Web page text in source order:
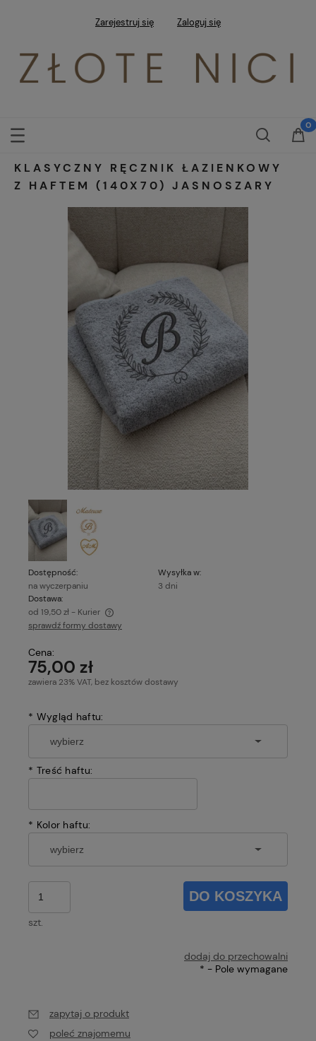
Zarejestruj się Zaloguj się
KLASYCZNY RĘCZNIK ŁAZIENKOWY
Z HAFTEM (140X70) JASNOSZARY
Dostępność:
na wyczerpaniu
Wysyłka w:
3 dni
Dostawa:
od 19,50 zł - Kurier
Cena nie zawiera ewentualnych kosztów płatności
sprawdź formy dostawy
Cena:
75,00 zł
zawiera 23% VAT, bez kosztów dostawy
* Wygląd haftu:
* Treść haftu:
* Kolor haftu:
szt.
DO KOSZYKA
dodaj do przechowalni
* - Pole wymagane
zapytaj o produkt
poleć znajomemu